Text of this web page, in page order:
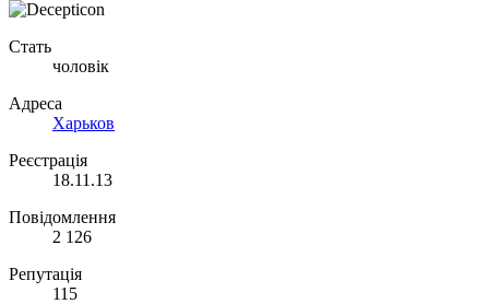
Стать
чоловік
Адреса
Харьков
Реєстрація
18.11.13
Повідомлення
2 126
Репутація
115